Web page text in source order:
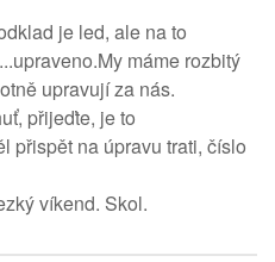
je led, ale na to
máme rozbitý
upravují za nás.
přijeďte, je to
přispět na úpravu trati, číslo
víkend. Skol.